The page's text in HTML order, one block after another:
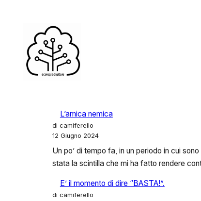
contenuto
L’amica nemica
di camiferello
12 Giugno 2024
Un po’ di tempo fa, in un periodo in cui
stata la scintilla che mi ha fatto rendere
E’ il momento di dire “BASTA!”.
di camiferello